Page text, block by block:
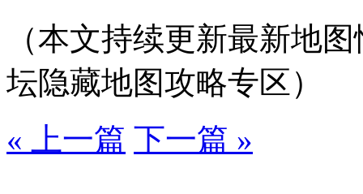
（本文持续更新最新地
坛隐藏地图攻略专区）
« 上一篇 下一篇 »